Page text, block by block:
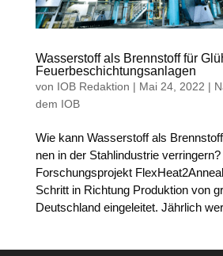
Wasserstoff als Brennstoff für
Feuerbeschichtungsanlagen
von IOB Redaktion | Mai 24, 2022 |
dem IOB
Wie kann Was­ser­stoff als
nen in der Stahl­in­dus­trie
For­schungs­pro­jekt
Schritt in Rich­tung Pro­duk­ti­on von
Deutsch­land eingeleitet. Jähr­lich